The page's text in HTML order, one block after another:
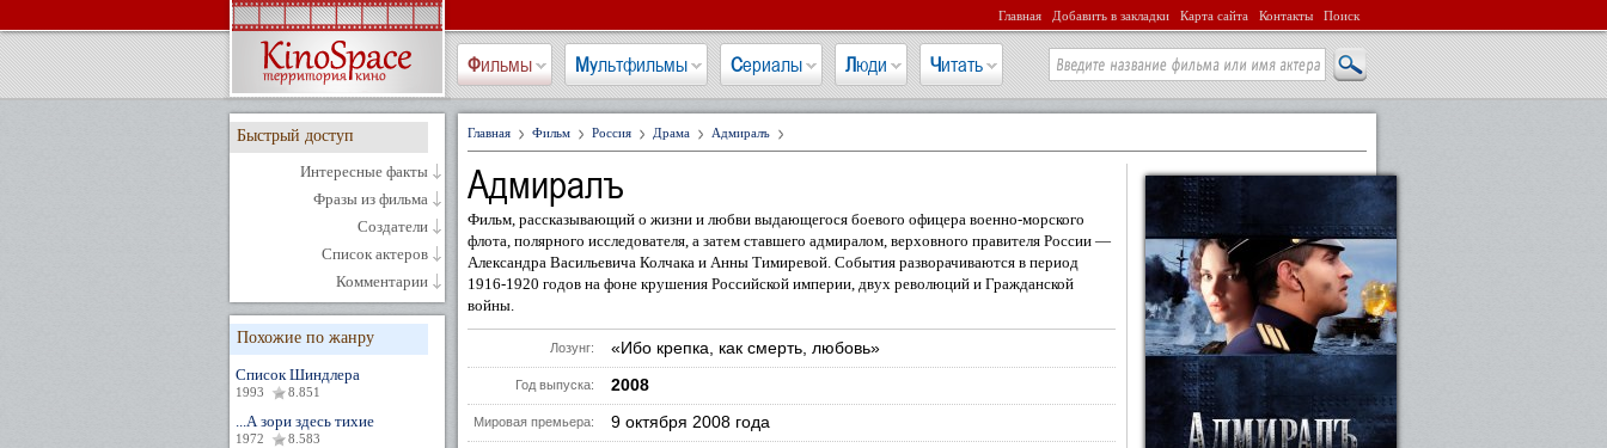
Главная Добавить в закладки Карта сайта Контакты Поиск
Фильмы Мультфильмы Сериалы Люди Читать
Быстрый доступ
Интересные факты
Фразы из фильма
Создатели
Список актеров
Комментарии
Похожие по жанру
Список Шиндлера
1993 8.851
...А зори здесь тихие
1972 8.583
Главная Фильм Россия Драма Адмиралъ
Адмиралъ
Фильм, рассказывающий о жизни и любви выдающегося боевого офицера военно-морского
флота, полярного исследователя, а затем ставшего адмиралом, верховного правителя России —
Александра Васильевича Колчака и Анны Тимиревой. События разворачиваются в период
1916-1920 годов на фоне крушения Российской империи, двух революций и Гражданской
войны.
Лозунг: «Ибо крепка, как смерть, любовь»
Год выпуска: 2008
Мировая премьера: 9 октября 2008 года